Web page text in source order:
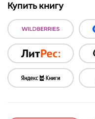
Купить книгу